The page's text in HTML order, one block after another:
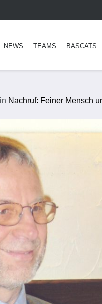
NEWS TEAMS BASCATS
in Nachruf: Feiner Mensch